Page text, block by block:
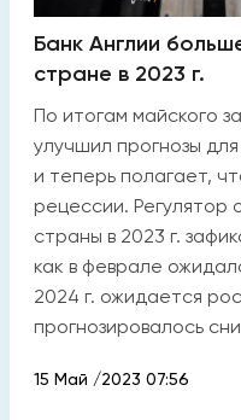
Банк Англии
стране в 2023 г.
По итогам майского
улучшил прогнозы
и теперь полагает,
рецессии. Регулятор
страны в 2023 г.
как в феврале
2024 г. ожидается
прогнозировалось
15 Май /2023 07:56